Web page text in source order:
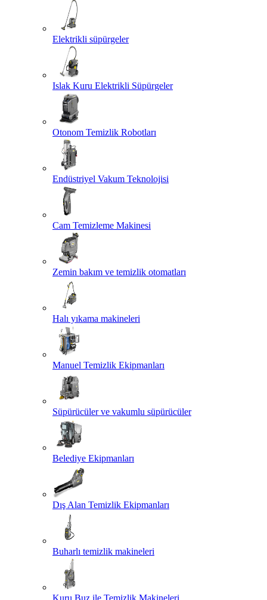
Elektrikli süpürgeler
Islak Kuru Elektrikli Süpürgeler
Otonom Temizlik Robotları
Endüstriyel Vakum Teknolojisi
Cam Temizleme Makinesi
Zemin bakım ve temizlik otomatları
Halı yıkama makineleri
Manuel Temizlik Ekipmanları
Süpürücüler ve vakumlu süpürücüler
Belediye Ekipmanları
Dış Alan Temizlik Ekipmanları
Buharlı temizlik makineleri